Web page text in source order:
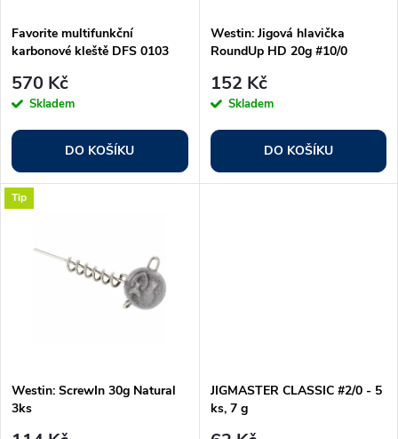
p
r
o
d
s
p
r
o
d
ů
Favorite multifunkční
karbonové kleště DFS 0103
570 Kč
Skladem
DO KOŠÍKU
Westin: Jigová hlavička
RoundUp HD 20g #10/0
152 Kč
Skladem
DO KOŠÍKU
Tip
Westin: ScrewIn 30g Natural
3ks
JIGMASTER CLASSIC #2/0 - 5
ks, 7 g